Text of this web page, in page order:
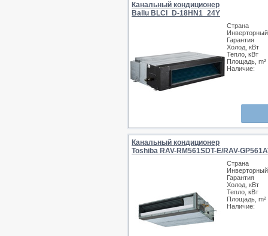
Канальный кондиционер
Ballu BLCI_D-18HN1_24Y
Страна
Инверторный
Гарантия
Холод, кВт
Тепло, кВт
Площадь, m²
Наличие:
Канальный кондиционер
Toshiba RAV-RM561SDT-E/RAV-
Страна
Инверторный
Гарантия
Холод, кВт
Тепло, кВт
Площадь, m²
Наличие: